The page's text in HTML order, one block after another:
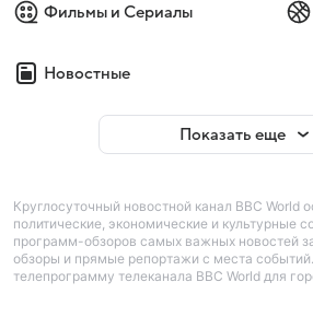
Фильмы и Сериалы
Новостные
Показать еще
Круглосуточный новостной канал BBC World
политические, экономические и культурные
программ-обзоров самых важных новостей
обзоры и прямые репортажи с места
телепрограмму телеканала BBC World для